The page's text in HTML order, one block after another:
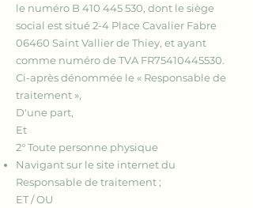
le numéro B 410 445 530, dont le siège
social est situé 2-4 Place Cavalier Fabre
06460 Saint Vallier de Thiey, et ayant
comme numéro de TVA FR75410445530.
Ci-après dénommée le « Responsable de
traitement »,
D'une part,
Et
2° Toute personne physique
Navigant sur le site internet du
Responsable de traitement ;
ET / OU